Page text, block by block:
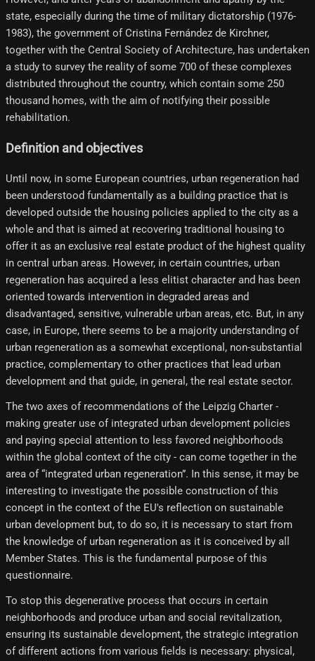
state, especially during the time of military dictatorship (1976-
1983), the government of Cristina Fernández de Kirchner,
together with the Central Society of Architecture, has undertaken
a study to survey the reality of some 700 of these complexes
distributed throughout the country, which contain some 250
thousand homes, with the aim of notifying their possible
rehabilitation.
Definition and objectives
Until now, in some European countries, urban regeneration had
been understood fundamentally as a building practice that is
developed outside the housing policies applied to the city as a
whole and that is aimed at recovering traditional housing to
offer it as an exclusive real estate product of the highest quality
in central urban areas. However, in certain countries, urban
regeneration has acquired a less elitist character and has been
oriented towards intervention in degraded areas and
disadvantaged, sensitive, vulnerable urban areas, etc. But, in any
case, in Europe, there seems to be a majority understanding of
urban regeneration as a somewhat exceptional, non-substantial
practice, complementary to other practices that lead urban
development and that guide, in general, the real estate sector.
The two axes of recommendations of the Leipzig Charter -
making greater use of integrated urban development policies
and paying special attention to less favored neighborhoods
within the global context of the city - can come together in the
area of ​​“integrated urban regeneration”. In this sense, it may be
interesting to investigate the possible construction of this
concept in the context of the EU's reflection on sustainable
urban development but, to do so, it is necessary to start from
the knowledge of urban regeneration as it is conceived by all
Member States. This is the fundamental purpose of this
questionnaire.
To stop this degenerative process that occurs in certain
neighborhoods and produce urban and social revitalization,
ensuring its sustainable development, the strategic integration
of different actions from various fields is necessary: ​​physical,